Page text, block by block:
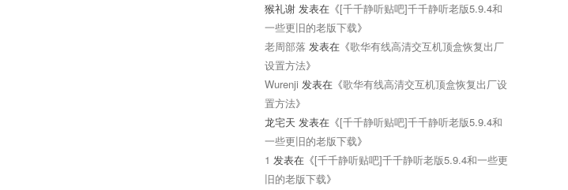
猴礼谢发表在《[千千静听贴吧]千千静听老版5.9.4和
一些更旧的老版下载》
老周部落 发表在《歌华有线高清交互机顶盒恢复出厂
设置方法》
Wurenji 发表在《歌华有线高清交互机顶盒恢复出厂设
置方法》
龙宅天 发表在《[千千静听贴吧]千千静听老版5.9.4和
一些更旧的老版下载》
1 发表在《[千千静听贴吧]千千静听老版5.9.4和一些更
旧的老版下载》